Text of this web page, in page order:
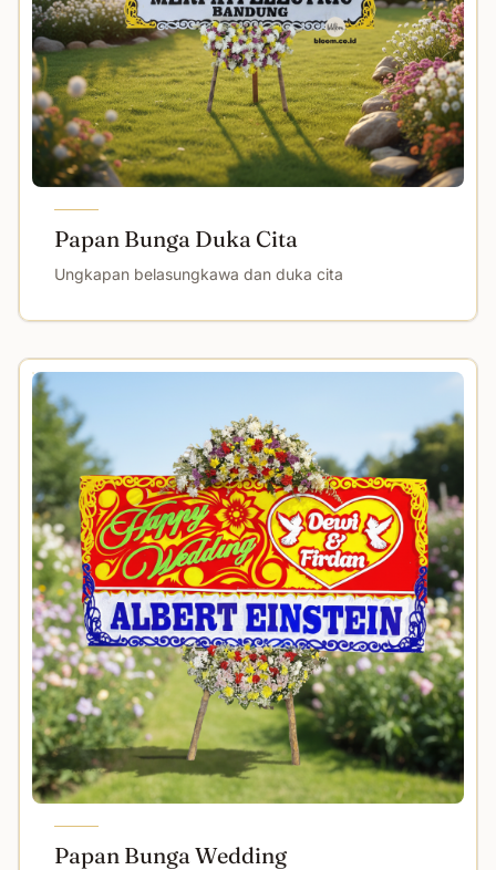
Papan Bunga Duka Cita
Ungkapan belasungkawa dan duka cita
Papan Bunga Wedding